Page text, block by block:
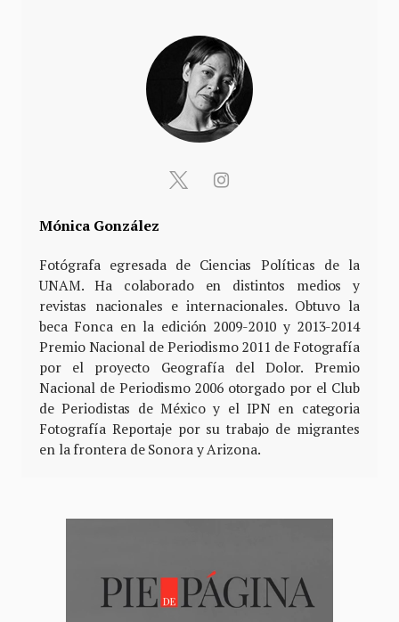
Mónica González
Fotógrafa egresada de Ciencias Políticas de la
UNAM. Ha colaborado en distintos medios y
revistas nacionales e internacionales. Obtuvo la
beca Fonca en la edición 2009-2010 y 2013-2014
Premio Nacional de Periodismo 2011 de Fotografía
por el proyecto Geografía del Dolor. Premio
Nacional de Periodismo 2006 otorgado por el Club
de Periodistas de México y el IPN en categoria
Fotografía Reportaje por su trabajo de migrantes
en la frontera de Sonora y Arizona.